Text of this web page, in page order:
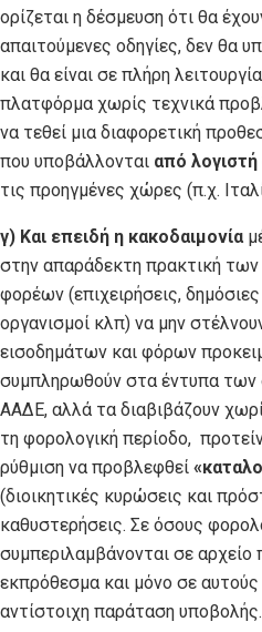
ορίζεται η δέσμευση ότι θα
απαιτούμενες οδηγίες, δεν θα
και θα είναι σε πλήρη
πλατφόρμα χωρίς τεχνικά
να τεθεί μια διαφορετική
που υποβάλλονται από λογιστή
τις προηγμένες χώρες (π.χ.
γ) Και επειδή η κακοδαιμονία
στην απαράδεκτη πρακτική
φορέων (επιχειρήσεις,
οργανισμοί κλπ) να μην
εισοδημάτων και φόρων
συμπληρωθούν στα έντυπα
ΑΑΔΕ, αλλά τα διαβιβάζουν
τη φορολογική περίοδο,
ρύθμιση να προβλεφθεί
(διοικητικές κυρώσεις και
καθυστερήσεις. Σε όσους
συμπεριλαμβάνονται σε αρχείο
εκπρόθεσμα και μόνο σε αυτούς
αντίστοιχη παράταση υποβολής.